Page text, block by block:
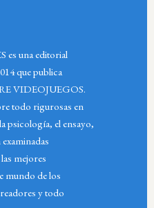
es una editorial
que publica
VIDEOJUEGOS.
todo rigurosas en
psicología, el ensayo,
mejores
mundo de los
y todo